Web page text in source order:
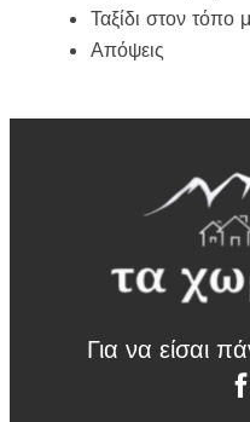
Ταξίδι στον τόπο
Απόψεις
Για να είσαι